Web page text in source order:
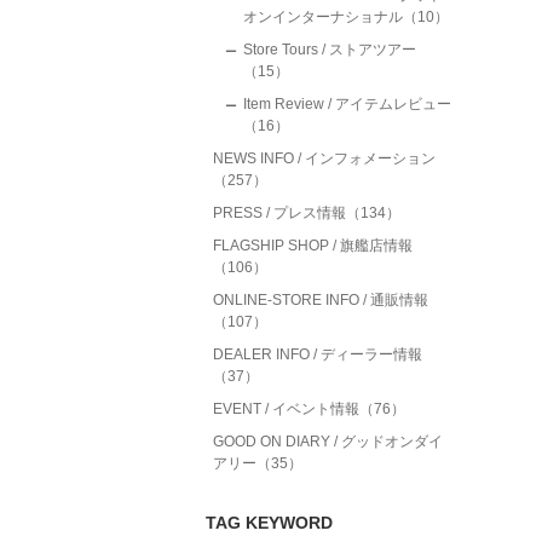
オンインターナショナル（10）
Store Tours / ストアツアー
（15）
Item Review / アイテムレビュー
（16）
NEWS INFO / インフォメーション
（257）
PRESS / プレス情報（134）
FLAGSHIP SHOP / 旗艦店情報
（106）
ONLINE-STORE INFO / 通販情報
（107）
DEALER INFO / ディーラー情報
（37）
EVENT / イベント情報（76）
GOOD ON DIARY / グッドオンダイ
アリー（35）
TAG KEYWORD